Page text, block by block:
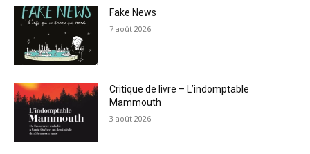
Fake News
7 août 2026
Critique de livre – L’indomptable
Mammouth
3 août 2026